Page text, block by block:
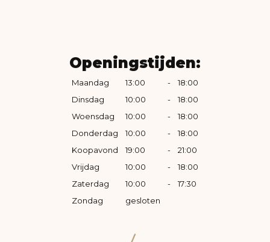
Openingstijden:
Maandag 13:00 -
18:00
Dinsdag
10:00 -
18:00
Woensdag
10:00 -
18:00
Donderdag
10:00 -
18:00
Koopavond
19:00 -
21:00
Vrijdag
10:00 -
18:00
Zaterdag
10:00 -
17:30
Zondag
gesloten